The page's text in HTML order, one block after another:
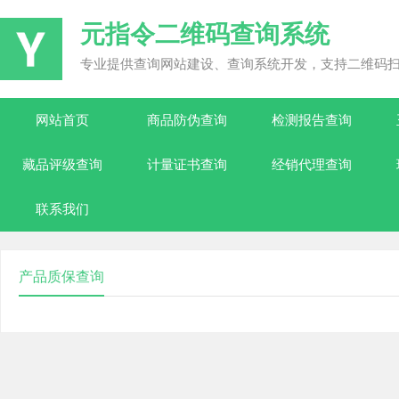
元指令二维码查询系统
专业提供查询网站建设、查询系统开发，支持二维码
网站首页 商品防伪查询 检测报告查询
藏品评级查询 计量证书查询 经销代理查询
联系我们
产品质保查询